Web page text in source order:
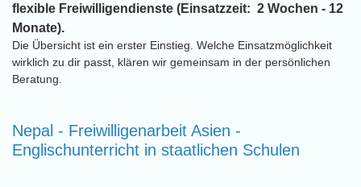
flexible Freiwilligendienste (Einsatzzeit: 2 Wochen - 12
Monate).
Die Übersicht ist ein erster Einstieg. Welche Einsatzmöglichkeit
wirklich zu dir passt, klären wir gemeinsam in der persönlichen
Beratung.
Nepal - Freiwilligenarbeit Asien -
Englischunterricht in staatlichen Schulen